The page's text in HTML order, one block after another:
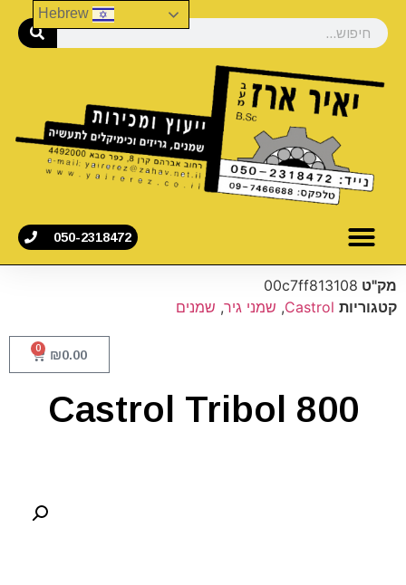
050-2318472
מק"ט 00c7ff813108
קטגוריות Castrol
, שמני גיר, שמנים
₪0.00
0
Castrol Tribol 800
Hebrew